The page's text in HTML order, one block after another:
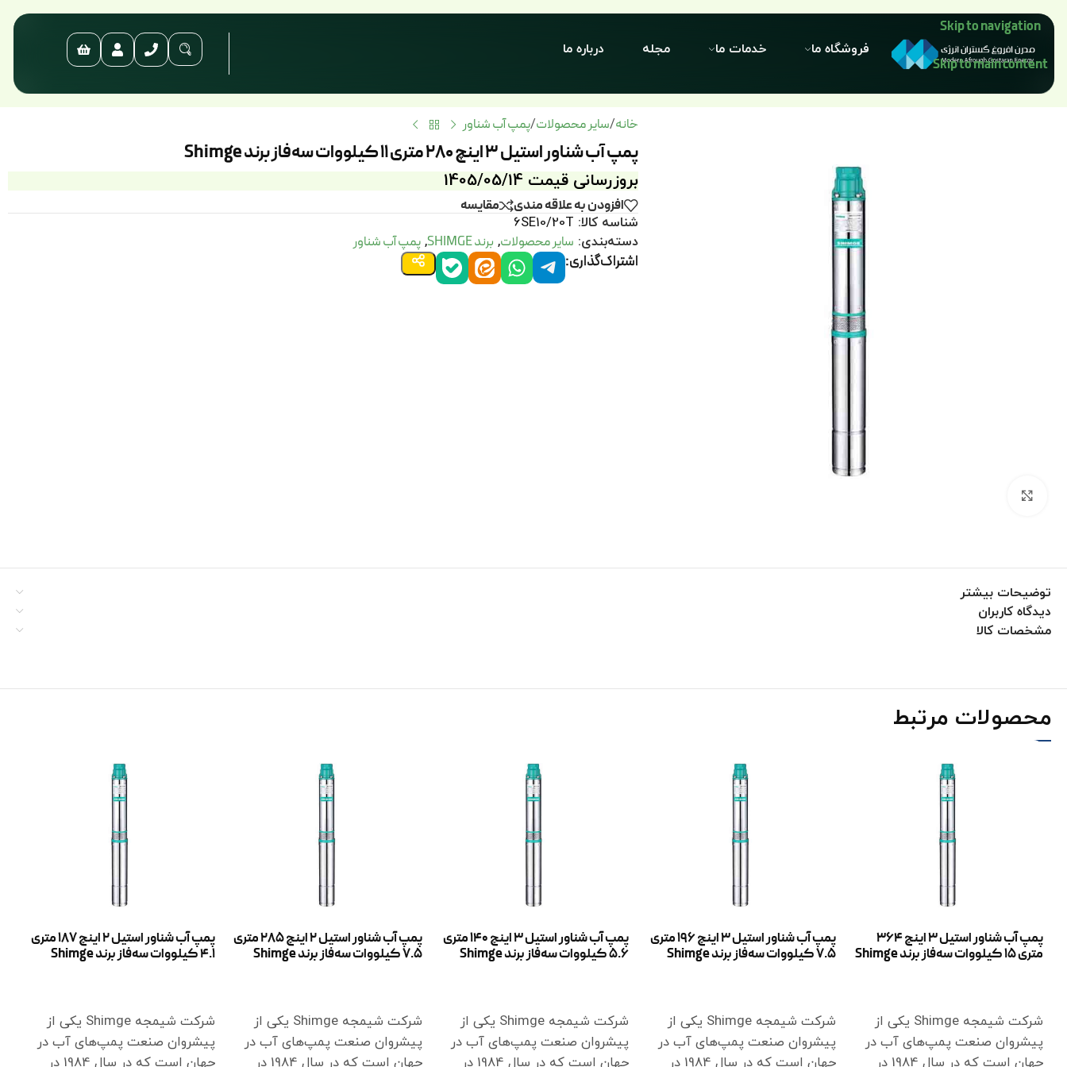
Skip to navigation
Skip to main content
فروشگاه ما خدمات ما مجله درباره ما
خانه/سایر محصولات/پمپ‌ آب شناور
پمپ آب شناور استیل 3 اینچ 280 متری 11 کیلووات سه‌فاز برند Shimge
بروزرسانی قیمت 1405/05/14
افزودن به علاقه مندی مقايسه
شناسه کالا: 6SE10/20T
دسته‌بندی: سایر محصولات, برند SHIMGE , پمپ‌ آب شناور
اشتراک‌گذاری:
توضیحات بیشتر
دیدگاه کاربران
مشخصات کالا
محصولات مرتبط
پمپ آب شناور استیل 3 اینچ 364
متری 15 کیلووات سه‌فاز برند Shimge
شرکت شیمجه Shimge یکی از
پیشروان صنعت پمپ‌های آب در
پمپ آب شناور استیل 3 اینچ 196 متری
7.5 کیلووات سه‌فاز برند Shimge
شرکت شیمجه Shimge یکی از
پیشروان صنعت پمپ‌های آب در
پمپ آب شناور استیل 3 اینچ 140 متری
5.6 کیلووات سه‌فاز برند Shimge
شرکت شیمجه Shimge یکی از
پیشروان صنعت پمپ‌های آب در
پمپ آب شناور استیل 2 اینچ 285 متری
7.5 کیلووات سه‌فاز برند Shimge
شرکت شیمجه Shimge یکی از
پیشروان صنعت پمپ‌های آب در
پمپ آب شناور استیل 2 اینچ 187 متری
4.1 کیلووات سه‌فاز برند Shimge
شرکت شیمجه Shimge یکی از
پیشروان صنعت پمپ‌های آب در